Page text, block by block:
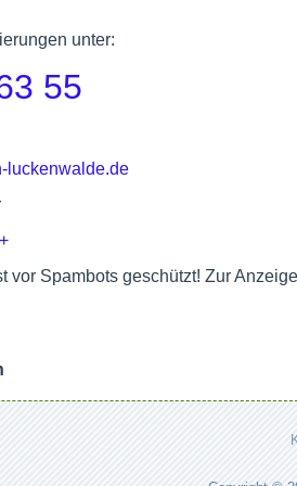
unter:
55
luckenwalde.de
vor Spambots geschützt! Zur